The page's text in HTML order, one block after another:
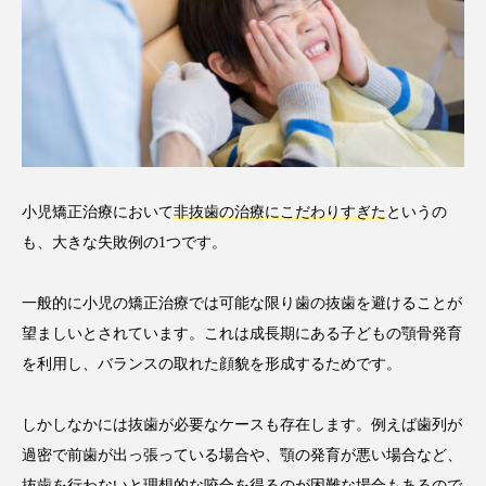
小児矯正治療において非抜歯の治療にこだわりすぎた というの
も、大きな失敗例の1つです。
一般的に小児の矯正治療では可能な限り歯の抜歯を避けることが
望ましいとされています。これは成長期にある子どもの顎骨発育
を利用し、バランスの取れた顔貌を形成するためです。
しかしなかには抜歯が必要なケースも存在します。例えば歯列が
過密で前歯が出っ張っている場合や、顎の発育が悪い場合など、